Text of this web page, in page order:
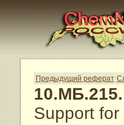
Предыдущий реферат
Support